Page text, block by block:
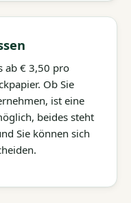
ab € 3,50 pro
Ob Sie
ist eine
beides steht
Sie können sich